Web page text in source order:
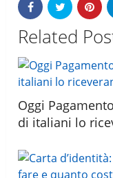
Related
Oggi
di italiani lo